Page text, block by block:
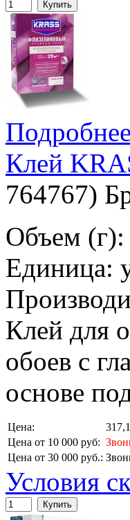
Купить
Подробнее
Клей
764767)
Объем (г):
Единица:
Клей для
обоев с
основе
Цена:
Цена от 10 000 руб:
Цена от 30 000 руб.:
Условия
Купить